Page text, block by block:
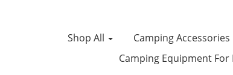
Shop All Camping Accessories
Camping Equipment For